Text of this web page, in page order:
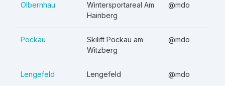
Olbernhau
Wintersportareal Am
Hainberg
@mdo
Pockau
Skilift Pockau am
Witzberg
@mdo
Lengefeld Lengefeld @mdo